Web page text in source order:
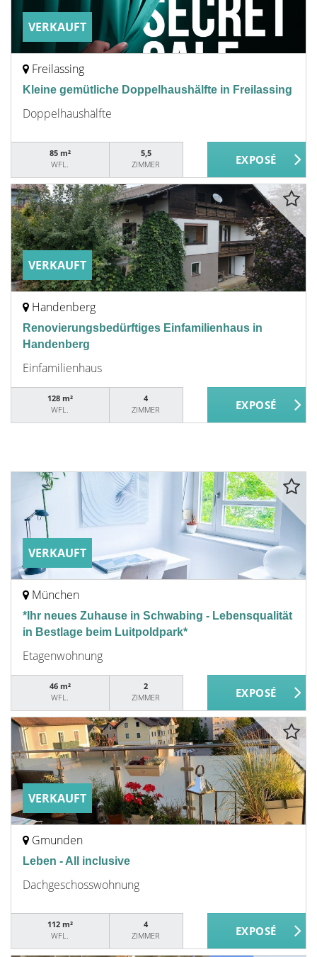
VERKAUFT
Freilassing
Kleine gemütliche Doppelhaushälfte in Freilassing
Doppelhaushälfte
85 m²
WFL.
5,5
ZIMMER
VERKAUFT
Handenberg
Renovierungsbedürftiges Einfamilienhaus in
Handenberg
Einfamilienhaus
128 m²
WFL.
4
ZIMMER
VERKAUFT
München
*Ihr neues Zuhause in Schwabing - Lebensqualität
in Bestlage beim Luitpoldpark*
Etagenwohnung
46 m²
WFL.
2
ZIMMER
VERKAUFT
Gmunden
Leben - All inclusive
Dachgeschosswohnung
112 m²
WFL.
4
ZIMMER